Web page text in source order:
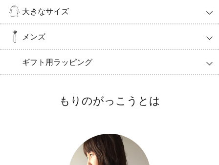
大きなサイズ
メンズ
ギフト用ラッピング
もりのがっこうとは